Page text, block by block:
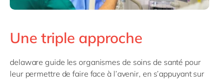
Une triple approche
delaware guide les organismes de soins de santé pour
leur permettre de faire face à l’avenir, en s’appuyant sur